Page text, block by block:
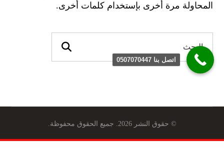
المحاولة مرة أخرى بإستخدام كلمات أخرى.
© حقوق النشر 2026. جميع الحقوق محفوظة.
اتصل بنا 0507070447